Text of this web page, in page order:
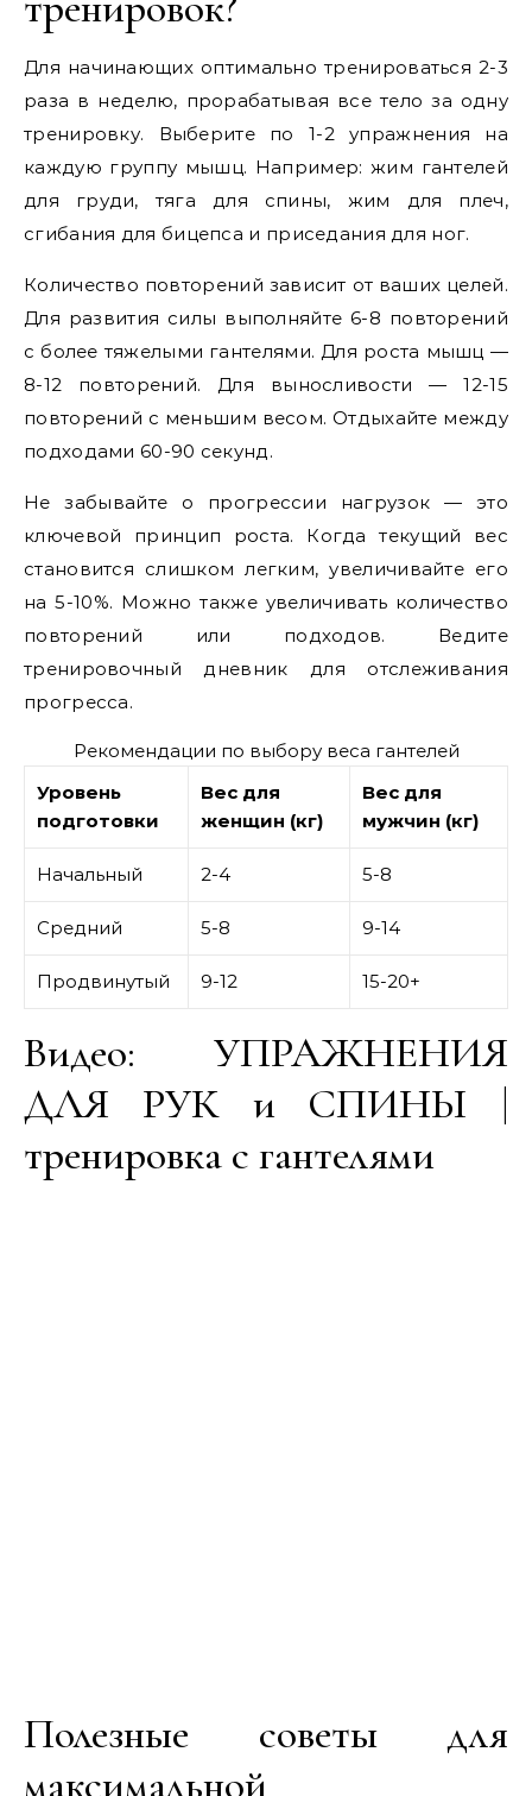
Для начинающих оптимально тренироваться 2-3
раза в неделю, прорабатывая все тело за одну
тренировку. Выберите по 1-2 упражнения на
каждую группу мышц. Например: жим гантелей
для груди, тяга для спины, жим для плеч,
сгибания для бицепса и приседания для ног.
Количество повторений зависит от ваших целей.
Для развития силы выполняйте 6-8 повторений
с более тяжелыми гантелями. Для роста мышц —
8-12 повторений. Для выносливости — 12-15
повторений с меньшим весом. Отдыхайте между
подходами 60-90 секунд.
Не забывайте о прогрессии нагрузок — это
ключевой принцип роста. Когда текущий вес
становится слишком легким, увеличивайте его
на 5-10%. Можно также увеличивать количество
повторений или подходов. Ведите
тренировочный дневник для отслеживания
прогресса.
Рекомендации по выбору веса гантелей
Уровень
подготовки
Вес для
женщин (кг)
Вес для
мужчин (кг)
Начальный 2-4 5-8
Средний 5-8 9-14
Продвинутый 9-12 15-20+
Видео: УПРАЖНЕНИЯ
ДЛЯ РУК и СПИНЫ |
тренировка с гантелями
Полезные советы для
максимальной